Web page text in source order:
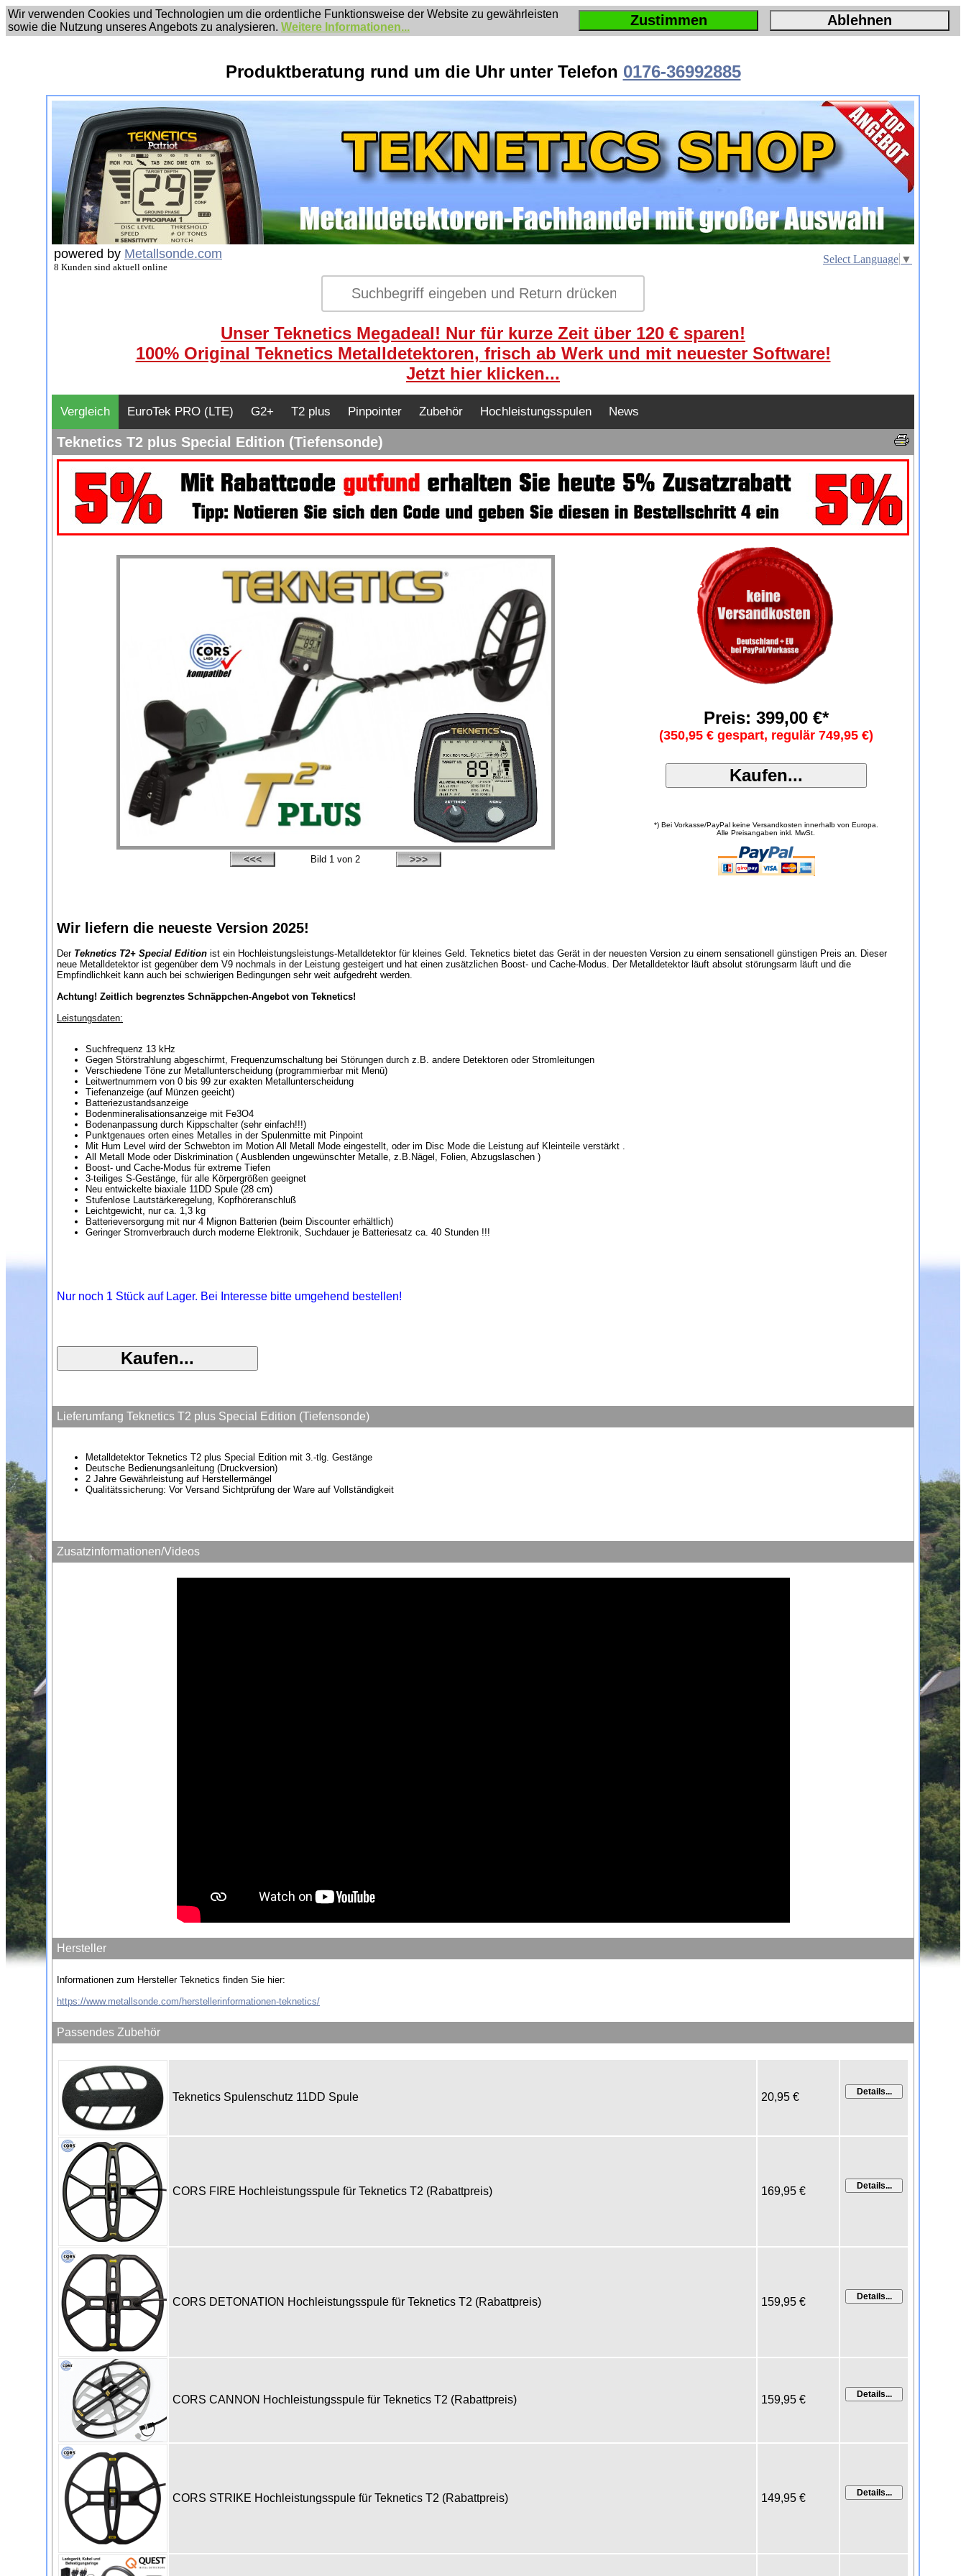
Wir verwenden Cookies und Technologien um die ordentliche Funktionsweise der Website zu gewährleisten
sowie die Nutzung unseres Angebots zu analysieren. Weitere Informationen... Zustimmen Ablehnen
Produktberatung rund um die Uhr unter Telefon 0176-36992885
powered by Metallsonde.com
8 Kunden sind aktuell online
Select Language ▼
Unser Teknetics Megadeal! Nur für kurze Zeit über 120 € sparen!
100% Original Teknetics Metalldetektoren, frisch ab Werk und mit neuester Software!
Jetzt hier klicken...
Vergleich EuroTek PRO (LTE) G2+ T2 plus Pinpointer Zubehör Hochleistungsspulen News
Teknetics T2 plus Special Edition (Tiefensonde)
Bild 1 von 2
Preis: 399,00 €*
(350,95 € gespart, regulär 749,95 €)
*) Bei Vorkasse/PayPal keine Versandkosten innerhalb von Europa.
Alle Preisangaben inkl. MwSt.
Wir liefern die neueste Version 2025!
Der Teknetics T2+ Special Edition ist ein Hochleistungsleistungs-Metalldetektor für kleines Geld. Teknetics bietet das Gerät in der neuesten Version zu einem sensationell günstigen Preis an. Dieser
neue Metalldetektor ist gegenüber dem V9 nochmals in der Leistung gesteigert und hat einen zusätzlichen Boost- und Cache-Modus. Der Metalldetektor läuft absolut störungsarm läuft und die
Empfindlichkeit kann auch bei schwierigen Bedingungen sehr weit aufgedreht werden.
Achtung! Zeitlich begrenztes Schnäppchen-Angebot von Teknetics!
Leistungsdaten:
Suchfrequenz 13 kHz
Gegen Störstrahlung abgeschirmt, Frequenzumschaltung bei Störungen durch z.B. andere Detektoren oder Stromleitungen
Verschiedene Töne zur Metallunterscheidung (programmierbar mit Menü)
Leitwertnummern von 0 bis 99 zur exakten Metallunterscheidung
Tiefenanzeige (auf Münzen geeicht)
Batteriezustandsanzeige
Bodenmineralisationsanzeige mit Fe3O4
Bodenanpassung durch Kippschalter (sehr einfach!!!)
Punktgenaues orten eines Metalles in der Spulenmitte mit Pinpoint
Mit Hum Level wird der Schwebton im Motion All Metall Mode eingestellt, oder im Disc Mode die Leistung auf Kleinteile verstärkt .
All Metall Mode oder Diskrimination ( Ausblenden ungewünschter Metalle, z.B.Nägel, Folien, Abzugslaschen )
Boost- und Cache-Modus für extreme Tiefen
3-teiliges S-Gestänge, für alle Körpergrößen geeignet
Neu entwickelte biaxiale 11DD Spule (28 cm)
Stufenlose Lautstärkeregelung, Kopfhöreranschluß
Leichtgewicht, nur ca. 1,3 kg
Batterieversorgung mit nur 4 Mignon Batterien (beim Discounter erhältlich)
Geringer Stromverbrauch durch moderne Elektronik, Suchdauer je Batteriesatz ca. 40 Stunden !!!
Nur noch 1 Stück auf Lager. Bei Interesse bitte umgehend bestellen!
Lieferumfang Teknetics T2 plus Special Edition (Tiefensonde)
Metalldetektor Teknetics T2 plus Special Edition mit 3.-tlg. Gestänge
Deutsche Bedienungsanleitung (Druckversion)
2 Jahre Gewährleistung auf Herstellermängel
Qualitätssicherung: Vor Versand Sichtprüfung der Ware auf Vollständigkeit
Zusatzinformationen/Videos
Hersteller
Informationen zum Hersteller Teknetics finden Sie hier:
https://www.metallsonde.com/herstellerinformationen-teknetics/
Passendes Zubehör
Teknetics Spulenschutz 11DD Spule 20,95 €
CORS FIRE Hochleistungsspule für Teknetics T2 (Rabattpreis) 169,95 €
CORS DETONATION Hochleistungsspule für Teknetics T2 (Rabattpreis) 159,95 €
CORS CANNON Hochleistungsspule für Teknetics T2 (Rabattpreis) 159,95 €
CORS STRIKE Hochleistungsspule für Teknetics T2 (Rabattpreis) 149,95 €